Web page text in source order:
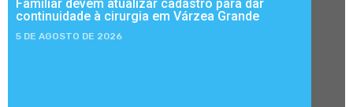
Familiar devem atualizar cadastro para dar
continuidade à cirurgia em Várzea Grande
5 DE AGOSTO DE 2026